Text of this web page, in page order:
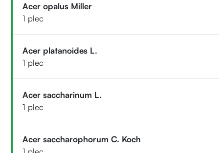
Acer opalus Miller
1 plec
Acer platanoides L.
1 plec
Acer saccharinum L.
1 plec
Acer saccharophorum C. Koch